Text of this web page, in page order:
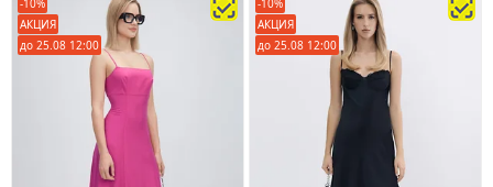
-10%
АКЦИЯ
до 25.08 12:00
-10%
АКЦИЯ
до 25.08 12:00